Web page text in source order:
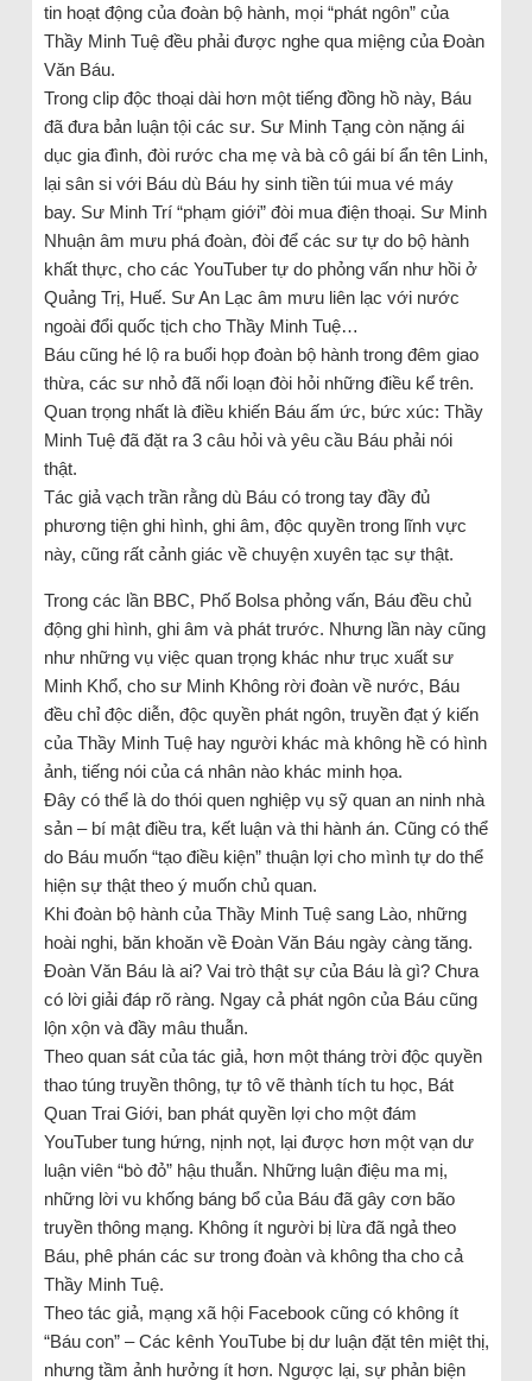
tin hoạt động của đoàn bộ hành, mọi “phát ngôn” của
Thầy Minh Tuệ đều phải được nghe qua miệng của Đoàn
Văn Báu.
Trong clip độc thoại dài hơn một tiếng đồng hồ này, Báu
đã đưa bản luận tội các sư. Sư Minh Tạng còn nặng ái
dục gia đình, đòi rước cha mẹ và bà cô gái bí ẩn tên Linh,
lại sân si với Báu dù Báu hy sinh tiền túi mua vé máy
bay. Sư Minh Trí “phạm giới” đòi mua điện thoại. Sư Minh
Nhuận âm mưu phá đoàn, đòi để các sư tự do bộ hành
khất thực, cho các YouTuber tự do phỏng vấn như hồi ở
Quảng Trị, Huế. Sư An Lạc âm mưu liên lạc với nước
ngoài đổi quốc tịch cho Thầy Minh Tuệ…
Báu cũng hé lộ ra buổi họp đoàn bộ hành trong đêm giao
thừa, các sư nhỏ đã nổi loạn đòi hỏi những điều kể trên.
Quan trọng nhất là điều khiến Báu ấm ức, bức xúc: Thầy
Minh Tuệ đã đặt ra 3 câu hỏi và yêu cầu Báu phải nói
thật.
Tác giả vạch trần rằng dù Báu có trong tay đầy đủ
phương tiện ghi hình, ghi âm, độc quyền trong lĩnh vực
này, cũng rất cảnh giác về chuyện xuyên tạc sự thật.
Trong các lần BBC, Phố Bolsa phỏng vấn, Báu đều chủ
động ghi hình, ghi âm và phát trước. Nhưng lần này cũng
như những vụ việc quan trọng khác như trục xuất sư
Minh Khổ, cho sư Minh Không rời đoàn về nước, Báu
đều chỉ độc diễn, độc quyền phát ngôn, truyền đạt ý kiến
của Thầy Minh Tuệ hay người khác mà không hề có hình
ảnh, tiếng nói của cá nhân nào khác minh họa.
Đây có thể là do thói quen nghiệp vụ sỹ quan an ninh nhà
sản – bí mật điều tra, kết luận và thi hành án. Cũng có thể
do Báu muốn “tạo điều kiện” thuận lợi cho mình tự do thể
hiện sự thật theo ý muốn chủ quan.
Khi đoàn bộ hành của Thầy Minh Tuệ sang Lào, những
hoài nghi, băn khoăn về Đoàn Văn Báu ngày càng tăng.
Đoàn Văn Báu là ai? Vai trò thật sự của Báu là gì? Chưa
có lời giải đáp rõ ràng. Ngay cả phát ngôn của Báu cũng
lộn xộn và đầy mâu thuẫn.
Theo quan sát của tác giả, hơn một tháng trời độc quyền
thao túng truyền thông, tự tô vẽ thành tích tu học, Bát
Quan Trai Giới, ban phát quyền lợi cho một đám
YouTuber tung hứng, nịnh nọt, lại được hơn một vạn dư
luận viên “bò đỏ” hậu thuẫn. Những luận điệu ma mị,
những lời vu khống báng bổ của Báu đã gây cơn bão
truyền thông mạng. Không ít người bị lừa đã ngả theo
Báu, phê phán các sư trong đoàn và không tha cho cả
Thầy Minh Tuệ.
Theo tác giả, mạng xã hội Facebook cũng có không ít
“Báu con” – Các kênh YouTube bị dư luận đặt tên miệt thị,
nhưng tầm ảnh hưởng ít hơn. Ngược lại, sự phản biện